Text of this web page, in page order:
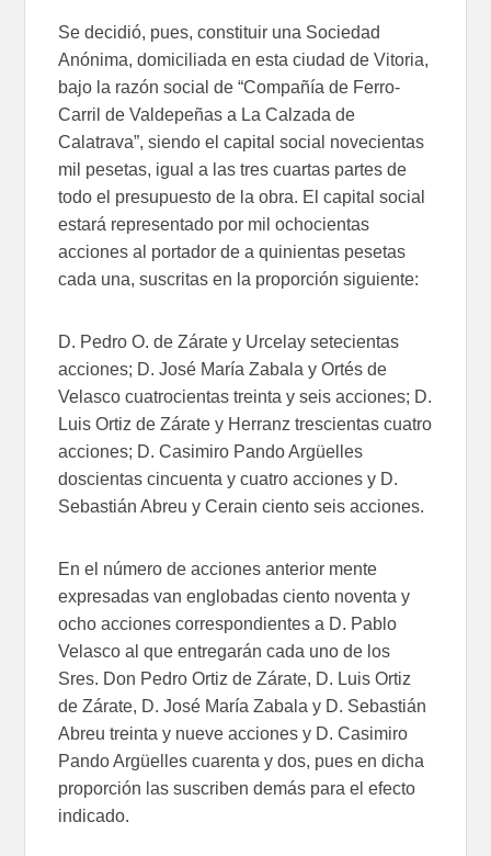
Se decidió, pues, constituir una Sociedad
Anónima, domiciliada en esta ciudad de Vitoria,
bajo la razón social de “Compañía de Ferro-
Carril de Valdepeñas a La Calzada de
Calatrava”, siendo el capital social novecientas
mil pesetas, igual a las tres cuartas partes de
todo el presupuesto de la obra. El capital social
estará representado por mil ochocientas
acciones al portador de a quinientas pesetas
cada una, suscritas en la proporción siguiente:
D. Pedro O. de Zárate y Urcelay setecientas
acciones; D. José María Zabala y Ortés de
Velasco cuatrocientas treinta y seis acciones; D.
Luis Ortiz de Zárate y Herranz trescientas cuatro
acciones; D. Casimiro Pando Argüelles
doscientas cincuenta y cuatro acciones y D.
Sebastián Abreu y Cerain ciento seis acciones.
En el número de acciones anterior mente
expresadas van englobadas ciento noventa y
ocho acciones correspondientes a D. Pablo
Velasco al que entregarán cada uno de los
Sres. Don Pedro Ortiz de Zárate, D. Luis Ortiz
de Zárate, D. José María Zabala y D. Sebastián
Abreu treinta y nueve acciones y D. Casimiro
Pando Argüelles cuarenta y dos, pues en dicha
proporción las suscriben demás para el efecto
indicado.